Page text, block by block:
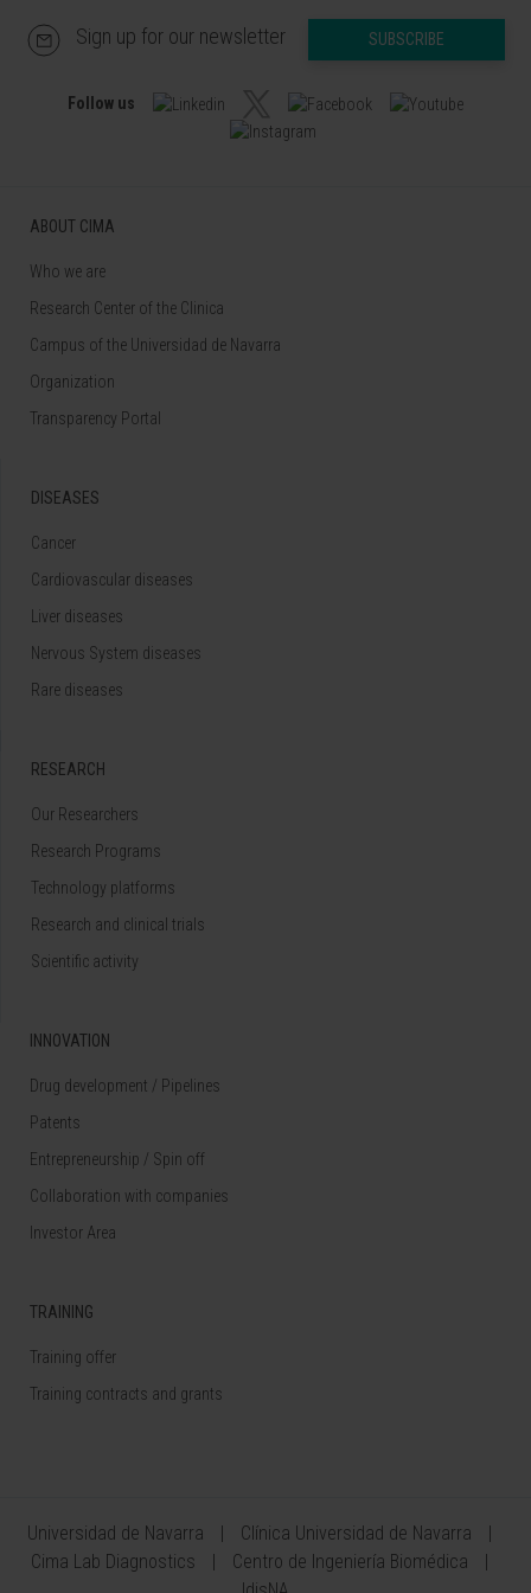
Sign up for our newsletter SUBSCRIBE
Follow us
ABOUT CIMA
Who we are
Research Center of the Clinica
Campus of the Universidad de Navarra
Organization
Transparency Portal
DISEASES
Cancer
Cardiovascular diseases
Liver diseases
Nervous System diseases
Rare diseases
RESEARCH
Our Researchers
Research Programs
Technology platforms
Research and clinical trials
Scientific activity
INNOVATION
Drug development / Pipelines
Patents
Entrepreneurship / Spin off
Collaboration with companies
Investor Area
TRAINING
Training offer
Training contracts and grants
Universidad de Navarra
Clínica Universidad de Navarra
Cima Lab Diagnostics
Centro de Ingeniería Biomédica